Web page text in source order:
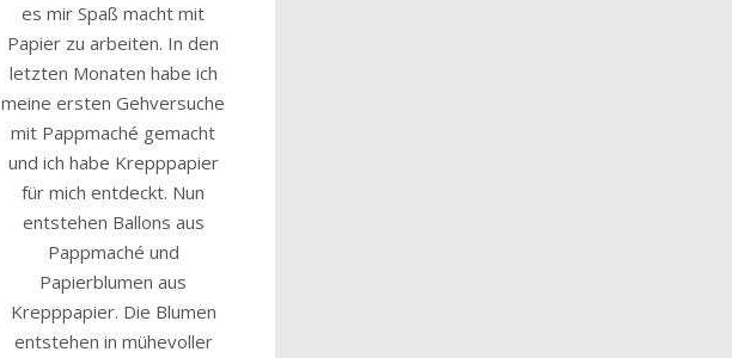
es mir Spaß macht mit
Papier zu arbeiten. In den
letzten Monaten habe ich
meine ersten Gehversuche
mit Pappmaché gemacht
und ich habe Krepppapier
für mich entdeckt. Nun
entstehen Ballons aus
Pappmaché und
Papierblumen aus
Krepppapier. Die Blumen
entstehen in mühevoller